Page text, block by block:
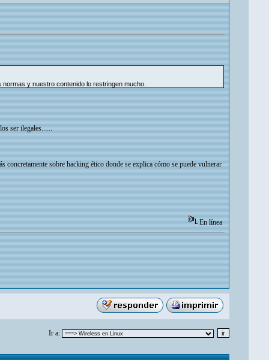
y nuestro contenido lo restringen mucho.
ser ilegales......
sobre hacking ético donde se explica cómo se puede vulnerar
En línea
Ir a: